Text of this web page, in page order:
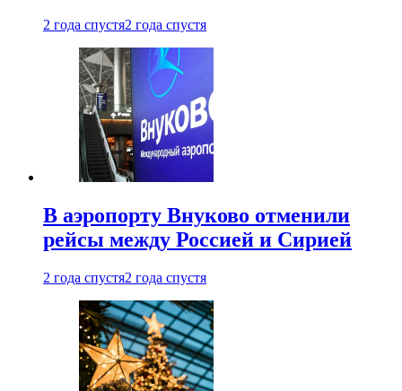
2 года спустя2 года спустя
В аэропорту Внуково отменили
рейсы между Россией и Сирией
2 года спустя2 года спустя